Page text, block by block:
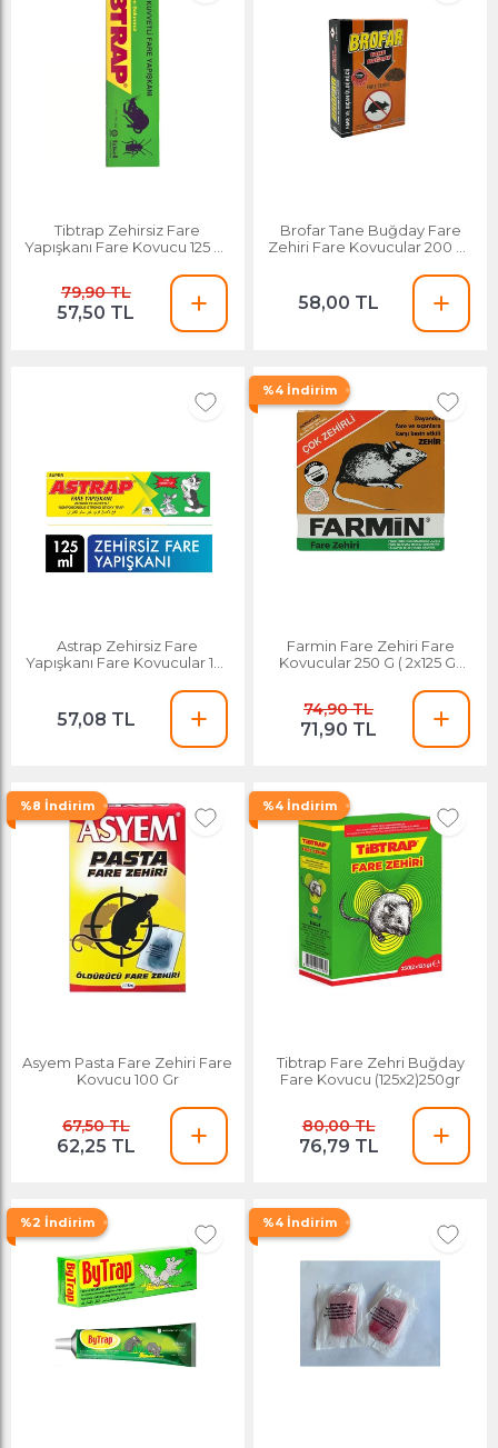
Tibtrap Zehirsiz Fare
Yapışkanı Fare Kovucu 125 Ml
79,90 TL
57,50 TL
Brofar Tane Buğday Fare
Zehiri Fare Kovucular 200 Gr
58,00 TL
Astrap Zehirsiz Fare
Yapışkanı Fare Kovucular 125
57,08 TL
%4 İndirim
Farmin Fare Zehiri Fare
Kovucular 250 G ( 2x125 Gr
74,90 TL
71,90 TL
%8 İndirim
Asyem Pasta Fare Zehiri Fare
Kovucu 100 Gr
67,50 TL
62,25 TL
%4 İndirim
Tibtrap Fare Zehri Buğday
Fare Kovucu (125x2)250gr
80,00 TL
76,79 TL
%2 İndirim %4 İndirim